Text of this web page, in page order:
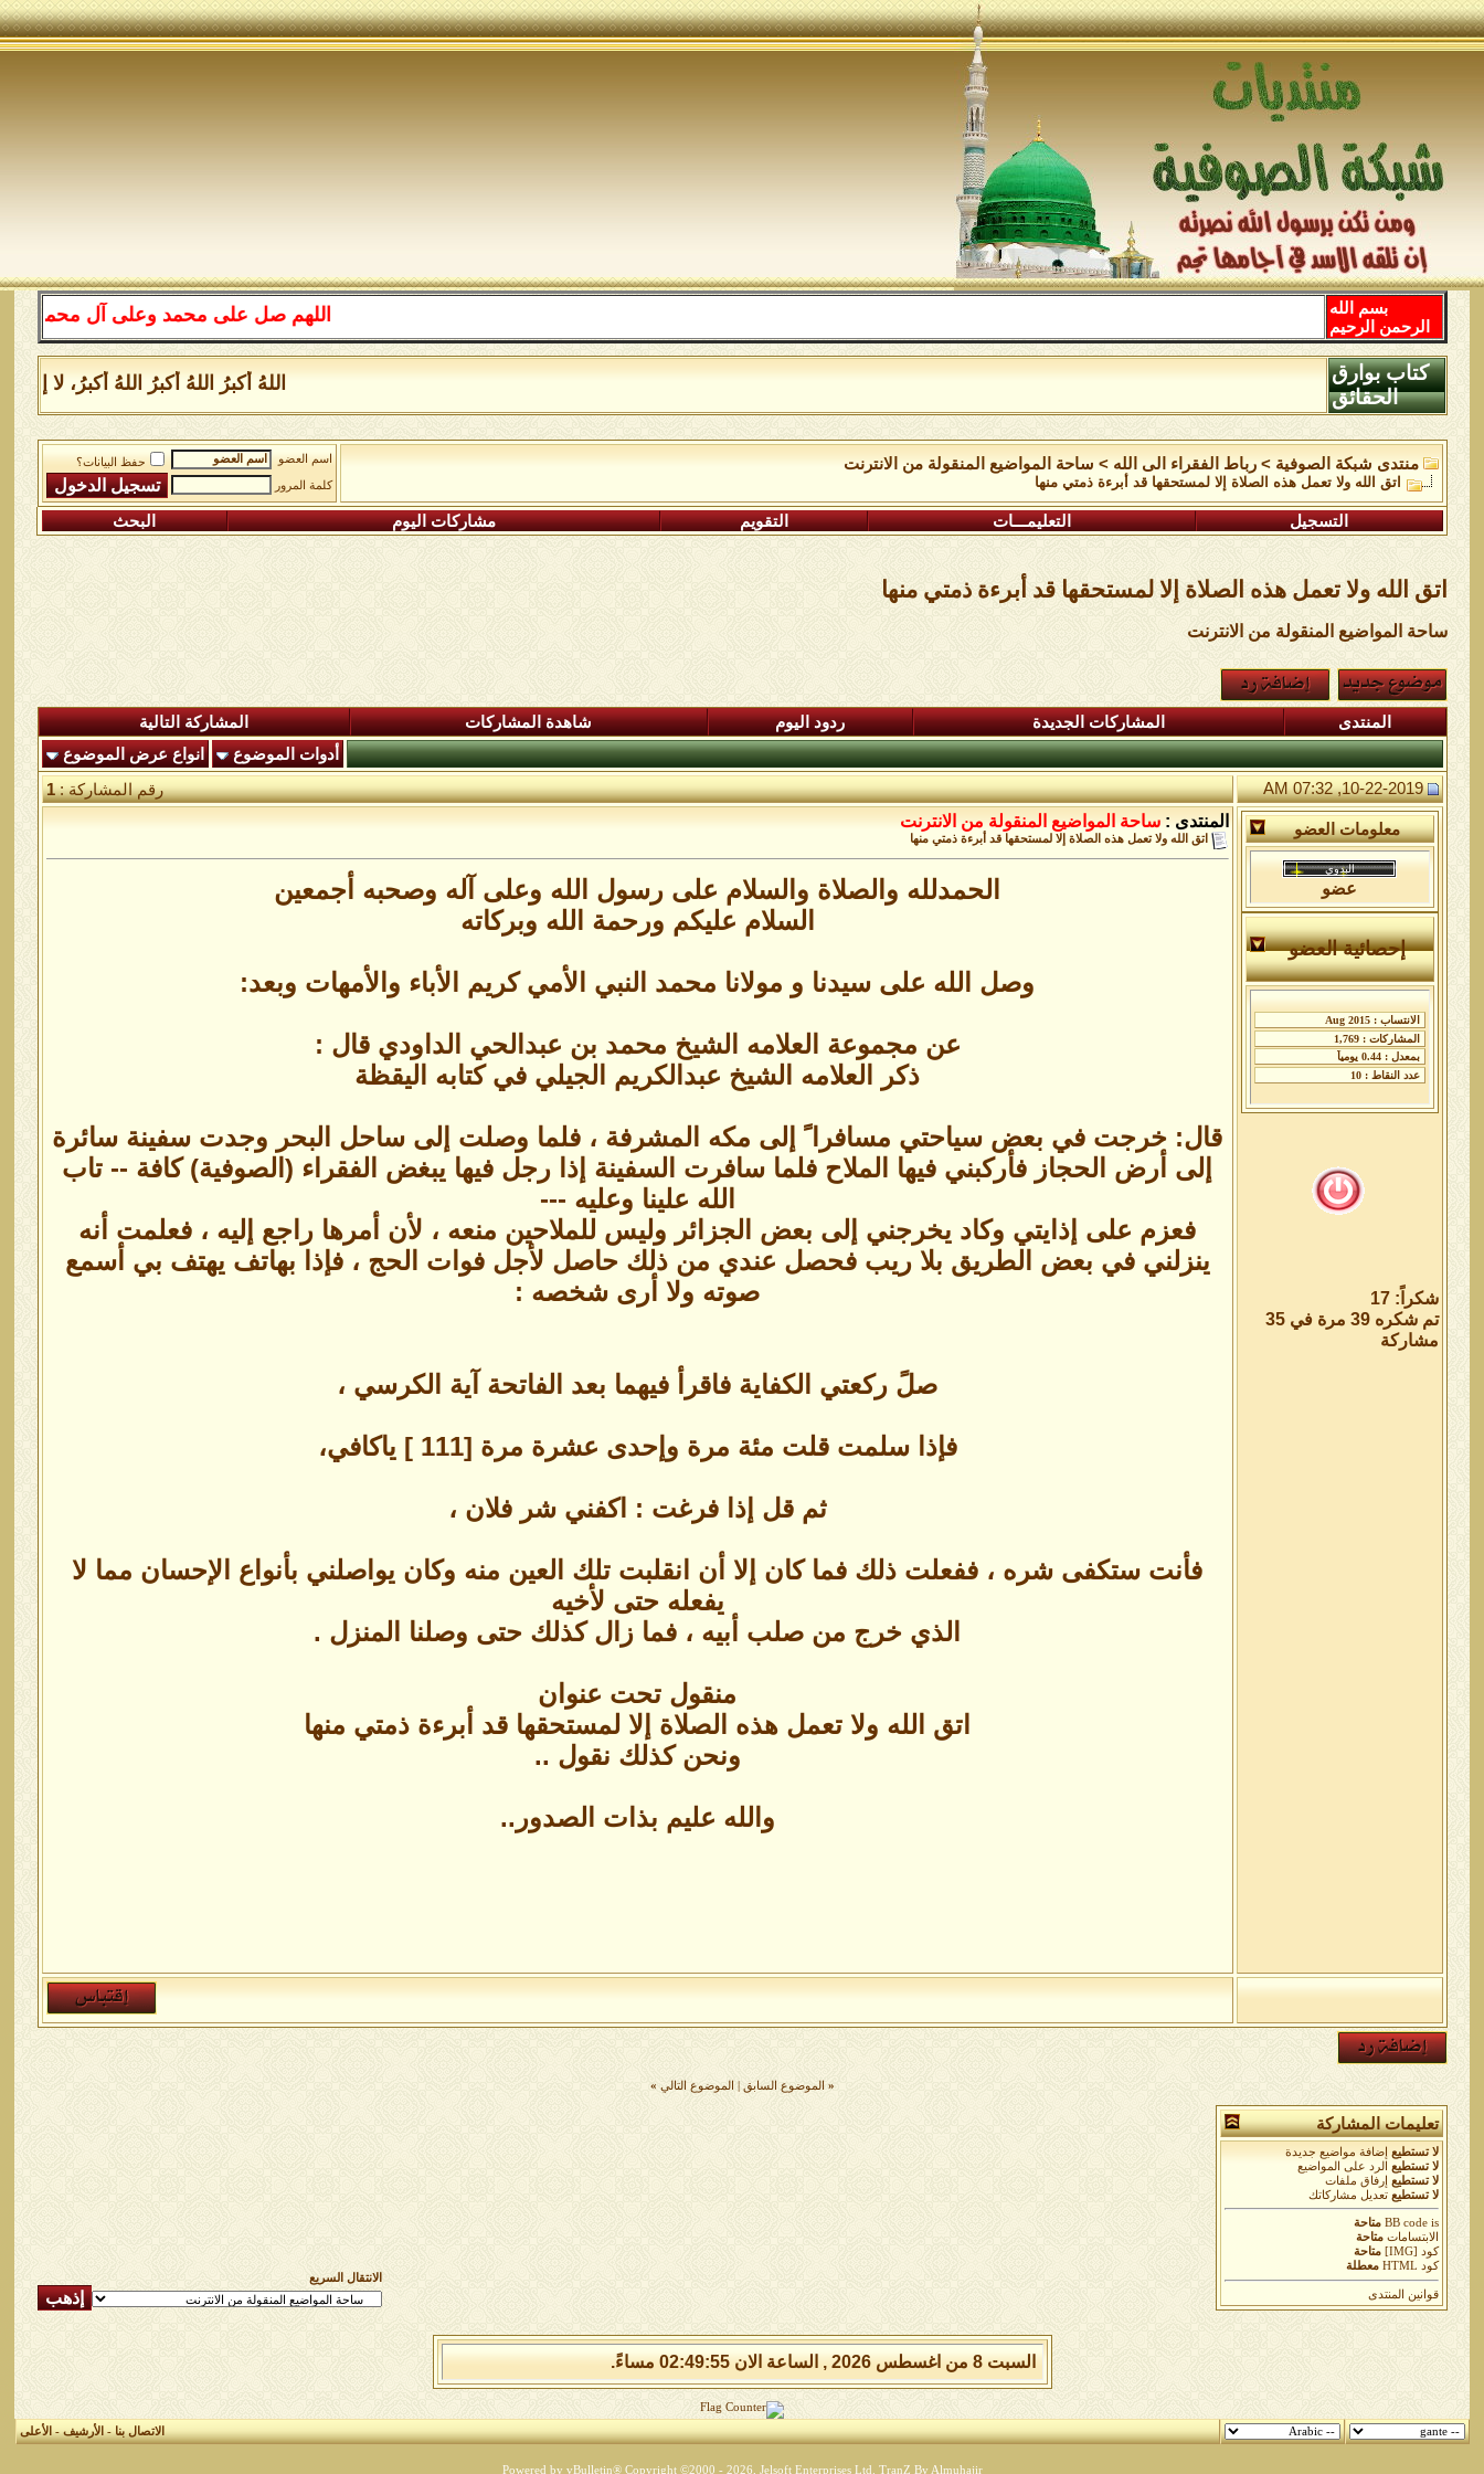
اللهم صل على محمد وعلى آل محمد كما
بسم الله
الرحمن الرحيم
اللهُ أكبرُ اللهُ أكبرُ اللهُ أكبرُ، لا إلهَ
كتاب بوارق
الحقائق
منتدى شبكة الصوفية >رباط الفقراء الى الله > ساحة المواضيع المنقولة من الانترنت
اتق الله ولا تعمل هذه الصلاة إلا لمستحقها قد أبرءة ذمتي منها
اسم العضو
حفظ البيانات؟
كلمة المرور
التسجيل التعليمـــات التقويم مشاركات اليوم البحث
اتق الله ولا تعمل هذه الصلاة إلا لمستحقها قد أبرءة ذمتي منها
ساحة المواضيع المنقولة من الانترنت
المنتدى المشاركات الجديدة ردود اليوم شاهدة المشاركات
المشاركة التالية
أدوات الموضوع
انواع عرض الموضوع
10-22-2019, 07:32 AM
رقم المشاركة :1
معلومات العضو
عضو
إحصائية العضو
شكراً: 17
تم شكره 39 مرة في 35
مشاركة
المنتدى : ساحة المواضيع المنقولة من الانترنت
اتق الله ولا تعمل هذه الصلاة إلا لمستحقها قد أبرءة ذمتي منها
الحمدلله والصلاة والسلام على رسول الله وعلى آله وصحبه أجمعين
السلام عليكم ورحمة الله وبركاته
وصل الله على سيدنا و مولانا محمد النبي الأمي كريم الأباء والأمهات وبعد:
عن مجموعة العلامه الشيخ محمد بن عبدالحي الداودي قال :
ذكر العلامه الشيخ عبدالكريم الجيلي في كتابه اليقظة
قال: خرجت في بعض سياحتي مسافرا ً إلى مكه المشرفة ، فلما وصلت إلى ساحل البحر وجدت سفينة سائرة
إلى أرض الحجاز فأركبني فيها الملاح فلما سافرت السفينة إذا رجل فيها يبغض الفقراء (الصوفية) كافة -- تاب
الله علينا وعليه ---
فعزم على إذايتي وكاد يخرجني إلى بعض الجزائر وليس للملاحين منعه ، لأن أمرها راجع إليه ، فعلمت أنه
ينزلني في بعض الطريق بلا ريب فحصل عندي من ذلك حاصل لأجل فوات الحج ، فإذا بهاتف يهتف بي أسمع
صوته ولا أرى شخصه :
صلً ركعتي الكفاية فاقرأ فيهما بعد الفاتحة آية الكرسي ،
فإذا سلمت قلت مئة مرة وإحدى عشرة مرة [111 ] ياكافي،
ثم قل إذا فرغت : اكفني شر فلان ،
فأنت ستكفى شره ، ففعلت ذلك فما كان إلا أن انقلبت تلك العين منه وكان يواصلني بأنواع الإحسان مما لا
يفعله حتى لأخيه
الذي خرج من صلب أبيه ، فما زال كذلك حتى وصلنا المنزل .
منقول تحت عنوان
اتق الله ولا تعمل هذه الصلاة إلا لمستحقها قد أبرءة ذمتي منها
ونحن كذلك نقول ..
والله عليم بذات الصدور..
« الموضوع السابق الموضوع التالي »
تعليمات المشاركة
لا تستطيع
إضافة مواضيع جديدة
لا تستطيع
الرد على المواضيع
لا تستطيع
إرفاق ملفات
لا تستطيع تعديل مشاركاتك
BB codeis
متاحة
الابتسامات متاحة
كود [IMG]
متاحة
كود HTML
معطلة
قوانين المنتدى
الانتقال السريع
السبت 8 من اغسطس 2026 , الساعة الان 02:49:56 مساءً.
الاتصال بنا-الأرشيف-الأعلى
Powered by vBulletin® Copyright ©2000 - 2026, Jelsoft Enterprises Ltd. TranZ By Almuhajir